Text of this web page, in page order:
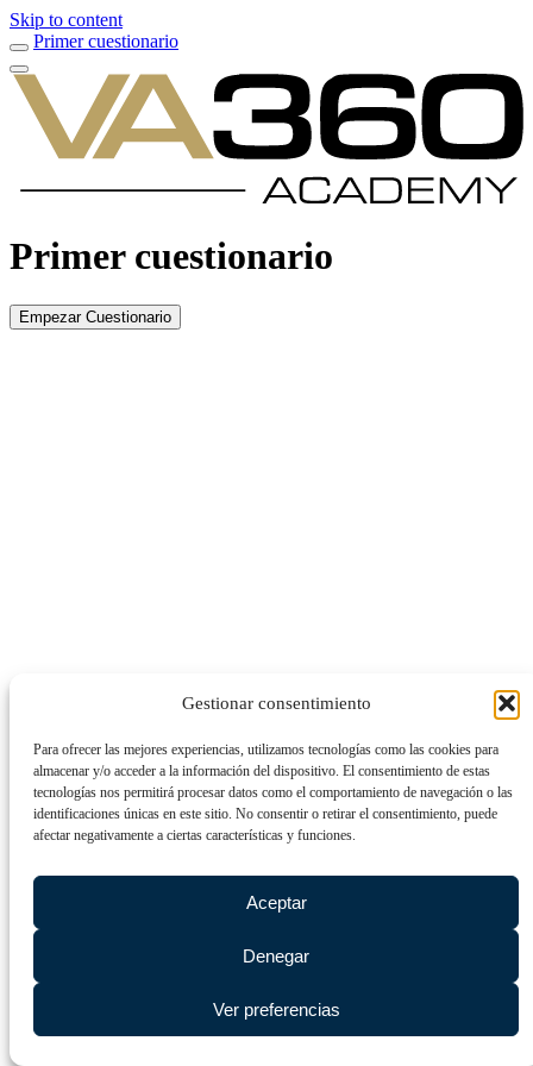
Gestionar consentimiento
Para ofrecer las mejores experiencias, utilizamos tecnologías como las cookies para
almacenar y/o acceder a la información del dispositivo. El consentimiento de estas
tecnologías nos permitirá procesar datos como el comportamiento de navegación o las
identificaciones únicas en este sitio. No consentir o retirar el consentimiento, puede
afectar negativamente a ciertas características y funciones.
Aceptar
Denegar
Ver preferencias
Skip to content
Primer cuestionario
Primer cuestionario